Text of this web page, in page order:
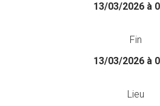
13/03/2026 à
Fin
13/03/2026 à
Lieu